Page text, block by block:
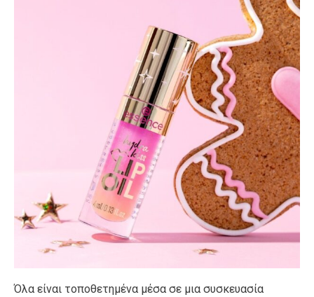
Όλα είναι τοποθετημένα μέσα σε μια συσκευασία